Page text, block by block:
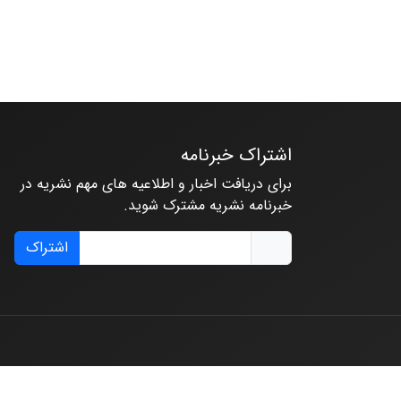
اشتراک خبرنامه
برای دریافت اخبار و اطلاعیه های مهم نشریه در
خبرنامه نشریه مشترک شوید.
اشتراک